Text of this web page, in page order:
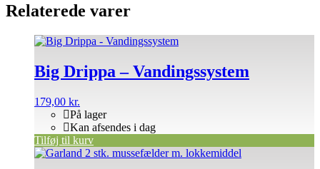
Relaterede varer
Big Drippa – Vandingssystem
179,00 kr.
På lager
Kan afsendes i dag
Tilføj til kurv